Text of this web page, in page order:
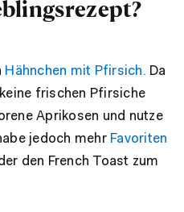
Hähnchen mit Pfirsich. Da
frischen Pfirsiche
Aprikosen und nutze
jedoch mehr Favoriten
den French Toast zum